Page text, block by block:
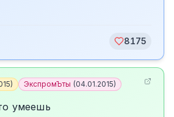
8175
) ЭкспромЪты (04.01.2015)
умеешь